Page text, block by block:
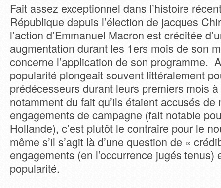
Fait assez exceptionnel dans l’histoire
République depuis l’élection de jacques
l’action d’Emmanuel Macron est créditée
augmentation durant les 1ers mois de son
concerne l’application de son programme.
popularité plongeait souvent littéralement
prédécesseurs durant leurs premiers mois à
notamment du fait qu’ils étaient accusés de
engagements de campagne (fait notable
Hollande), c’est plutôt le contraire pour le
même s’il s’agit là d’une question de «
engagements (en l’occurrence jugés tenus)
popularité.